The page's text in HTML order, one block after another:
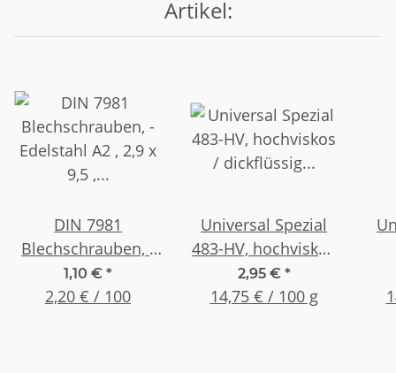
Artikel:
DIN 7981
Blechschrauben, -
Edelstahl A2 , 2,9 x
9,5 , (50 Stück)
1,10 € *
2,20 € / 100
Universal Spezial
483-HV, hochviskos
/ dickflüssig 20g
Flasche
2,95 € *
14,75 € / 100 g